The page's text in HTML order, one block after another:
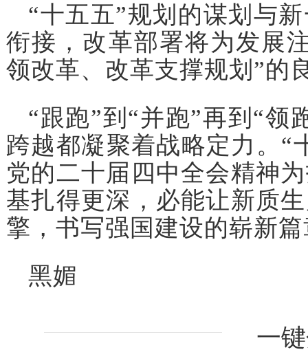
“十五五”规划的谋划与
衔接，改革部署将为发展
领改革、改革支撑规划”的
“跟跑”到“并跑”再到“领
跨越都凝聚着战略定力。“
党的二十届四中全会精神
基扎得更深，必能让新质
擎，书写强国建设的崭新
黑媚
一